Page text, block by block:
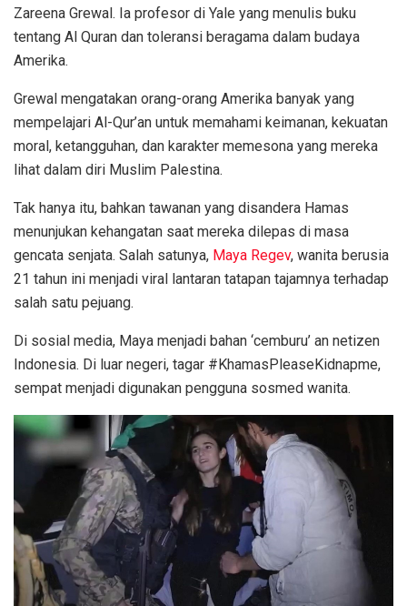
Zareena Grewal. Ia profesor di Yale yang menulis buku
tentang Al Quran dan toleransi beragama dalam budaya
Amerika.
Grewal mengatakan orang-orang Amerika banyak yang
mempelajari Al-Qur’an untuk memahami keimanan, kekuatan
moral, ketangguhan, dan karakter memesona yang mereka
lihat dalam diri Muslim Palestina.
Tak hanya itu, bahkan tawanan yang disandera Hamas
menunjukan kehangatan saat mereka dilepas di masa
gencata senjata. Salah satunya, Maya Regev, wanita berusia
21 tahun ini menjadi viral lantaran tatapan tajamnya terhadap
salah satu pejuang.
Di sosial media, Maya menjadi bahan ‘cemburu’ an netizen
Indonesia. Di luar negeri, tagar #KhamasPleaseKidnapme,
sempat menjadi digunakan pengguna sosmed wanita.